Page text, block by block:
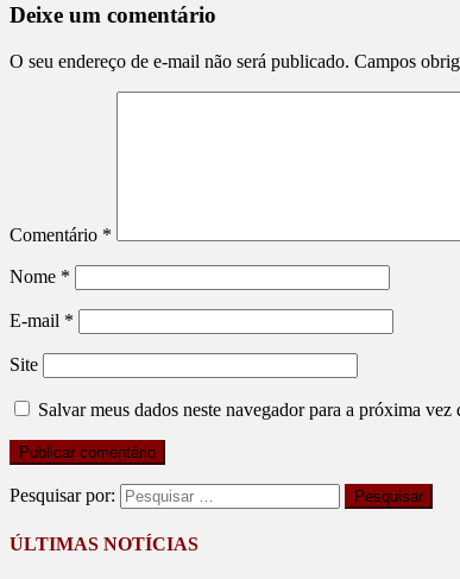
Deixe um comentário
O seu endereço de e-mail não será publicado. Campos
Comentário *
Nome *
E-mail *
Site
Salvar meus dados neste navegador para a próxima vez
Pesquisar por:
ÚLTIMAS NOTÍCIAS